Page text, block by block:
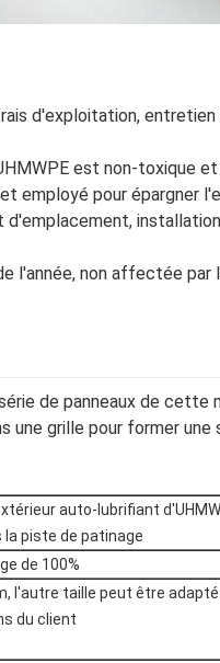
d'exploitation,
est non-toxique
employé pour épargner
d'emplacement,
l'année, non affectée par
de panneaux de cette
une grille pour former
auto-lubrifiant
la piste de patinage
de 100%
l'autre taille peut être
du client